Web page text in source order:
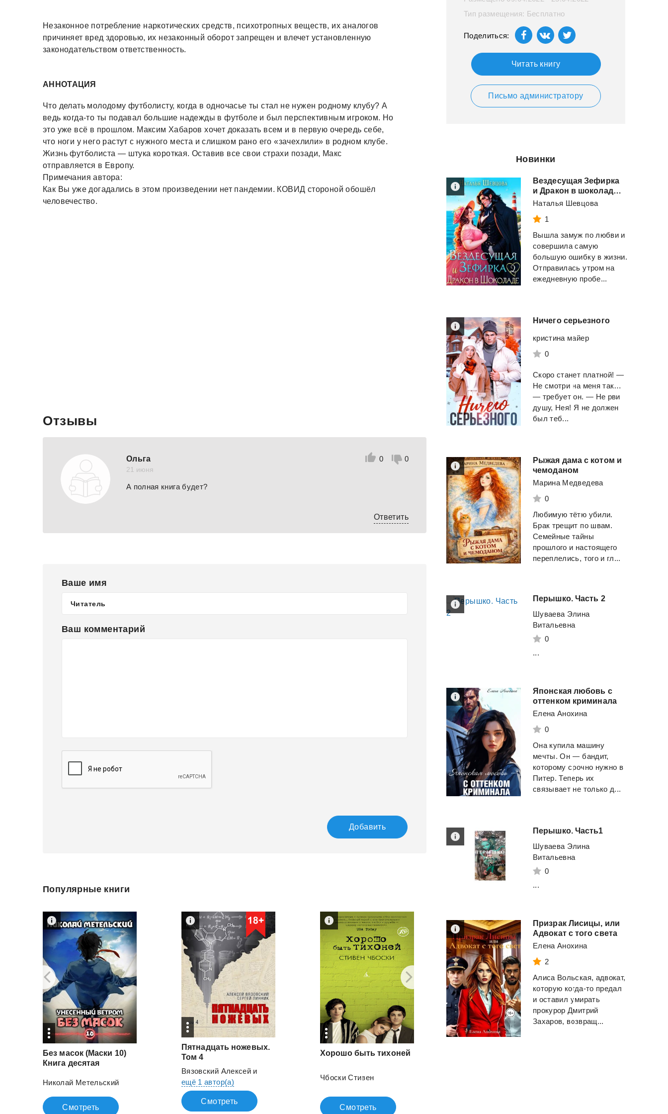
Незаконное потребление наркотических средств, психотропных веществ, их аналогов
причиняет вред здоровью, их незаконный оборот запрещен и влечет установленную
законодательством ответственность.
АННОТАЦИЯ
Что делать молодому футболисту, когда в одночасье ты стал не нужен родному клубу? А
ведь когда-то ты подавал большие надежды в футболе и был перспективным игроком. Но
это уже всё в прошлом. Максим Хабаров хочет доказать всем и в первую очередь себе,
что ноги у него растут с нужного места и слишком рано его «зачехлили» в родном клубе.
Жизнь футболиста — штука короткая. Оставив все свои страхи позади, Макс
отправляется в Европу.
Примечания автора:
Как Вы уже догадались в этом произведении нет пандемии. КОВИД стороной обошёл
человечество.
Отзывы
Ольга
21 июня
0 0
А полная книга будет?
Ответить
Ваше имя
Ваш комментарий
Добавить
Популярные книги
Без масок (Маски 10)
Книга десятая
Николай Метельский
Смотреть
Пятнадцать ножевых.
Том 4
Вязовский Алексейи
ещё 1 автор(а)
Смотреть
Хорошо быть тихоней
Чбоски Стивен
Смотреть
Тип размещения: Бесплатно
Поделиться:
Читать книгу
Письмо администратору
Новинки
Вездесущая Зефирка
и Дракон в шоколаде - 2
Наталья Шевцова
1
Вышла замуж по любви и
совершила самую
большую ошибку в жизни.
Отправилась утром на
ежедневную пробе...
Ничего серьезного
кристина майер
0
Скоро станет платной! —
Не смотри на меня так…
— требует он. — Не рви
душу, Нея! Я не должен
был теб...
Рыжая дама с котом и
чемоданом
Марина Медведева
0
Любимую тëтю убили.
Брак трещит по швам.
Семейные тайны
прошлого и настоящего
переплелись, того и гл...
Перышко. Часть 2
Шуваева Элина
Витальевна
0
...
Японская любовь с
оттенком криминала
Елена Анохина
0
Она купила машину
мечты. Он — бандит,
которому срочно нужно в
Питер. Теперь их
связывает не только д...
Перышко. Часть1
Шуваева Элина
Витальевна
0
...
Призрак Лисицы, или
Адвокат с того света
Елена Анохина
2
Алиса Вольская, адвокат,
которую когда-то предал
и оставил умирать
прокурор Дмитрий
Захаров, возвращ...